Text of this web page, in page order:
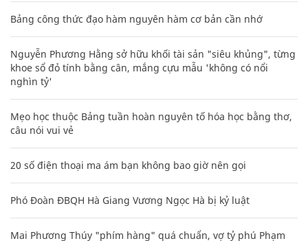
Bảng công thức đạo hàm nguyên hàm cơ bản cần nhớ
Nguyễn Phương Hằng sở hữu khối tài sản "siêu khủng", từng
khoe sổ đỏ tính bằng cân, mắng cựu mẫu 'không có nổi
nghìn tỷ'
Mẹo học thuộc Bảng tuần hoàn nguyên tố hóa học bằng thơ,
câu nói vui vẻ
20 số điện thoại ma ám bạn không bao giờ nên gọi
Phó Đoàn ĐBQH Hà Giang Vương Ngọc Hà bị kỷ luật
Mai Phương Thúy "phím hàng" quá chuẩn, vợ tỷ phú Phạm